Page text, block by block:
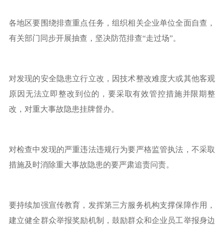
各地区要围绕排查重点任务，组织相关企业单位全面自查，
有关部门同步开展抽查，坚决防范排查“走过场”。
对发现的安全隐患立行立改，因技术整改难度大或其他客观
原因无法立即整改到位的，要采取有效管控措施并限期整
改，对重大事故隐患挂牌督办。
对检查中发现的严重违法违规行为要严格监管执法，不采取
措施及时消除重大事故隐患的要严肃追责问责。
要持续加强宣传教育，发挥第三方服务机构支撑保障作用，
建立健全群众举报奖励机制，鼓励群众和企业员工举报身边